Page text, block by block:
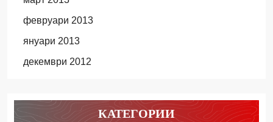
февруари 2013
януари 2013
декември 2012
КАТЕГОРИИ